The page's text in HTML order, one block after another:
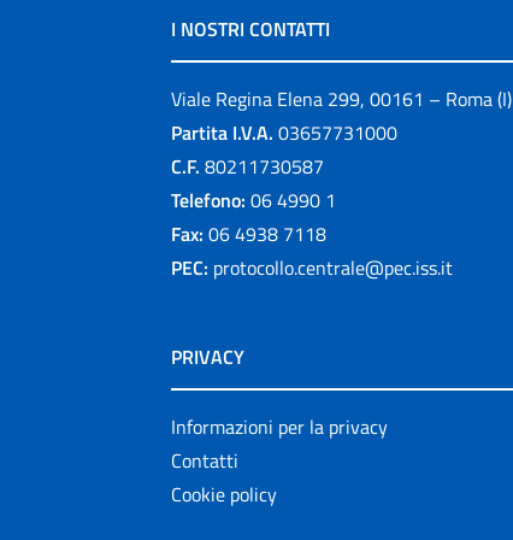
I NOSTRI CONTATTI
Viale Regina Elena 299, 00161 – Roma (I)
Partita I.V.A. 03657731000
C.F. 80211730587
Telefono: 06 4990 1
Fax: 06 4938 7118
PEC: protocollo.centrale@pec.iss.it
PRIVACY
Informazioni per la privacy
Contatti
Cookie policy